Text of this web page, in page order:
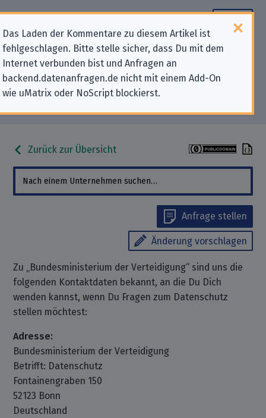
Das Laden der Kommentare zu diesem Artikel ist
fehlgeschlagen. Bitte stelle sicher, dass Du mit dem
Internet verbunden bist und Anfragen an
backend.datenanfragen.de nicht mit einem Add-On
wie uMatrix oder NoScript blockierst.
Datenschutz-Kontaktdaten für
„Bundesministerium der
Verteidigung“
Zurück zur Übersicht
Anfrage stellen
Änderung vorschlagen
Zu „Bundesministerium der Verteidigung“ sind uns die
folgenden Kontaktdaten bekannt, an die Du Dich
wenden kannst, wenn Du Fragen zum Datenschutz
stellen möchtest:
Adresse:
Bundesministerium der Verteidigung
Betrifft: Datenschutz
Fontainengraben 150
52123 Bonn
Deutschland